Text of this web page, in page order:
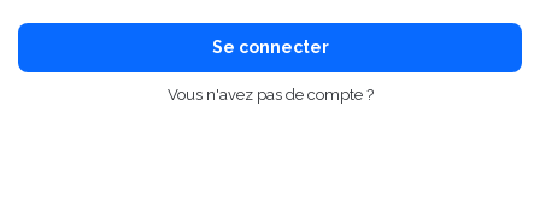
Se connecter
Vous n'avez pas de compte ?